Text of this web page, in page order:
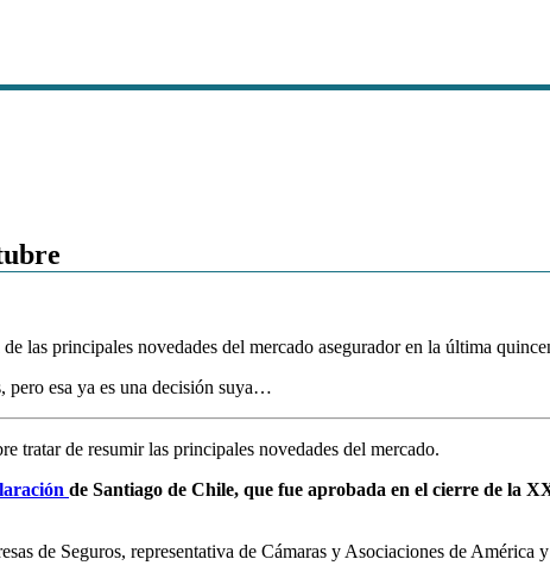
las principales novedades del mercado asegurador en la última
pero esa ya es una decisión suya…
tratar de resumir las principales novedades del mercado.
de Santiago de Chile, que fue aprobada en el cierre de la
de Seguros, representativa de Cámaras y Asociaciones de América